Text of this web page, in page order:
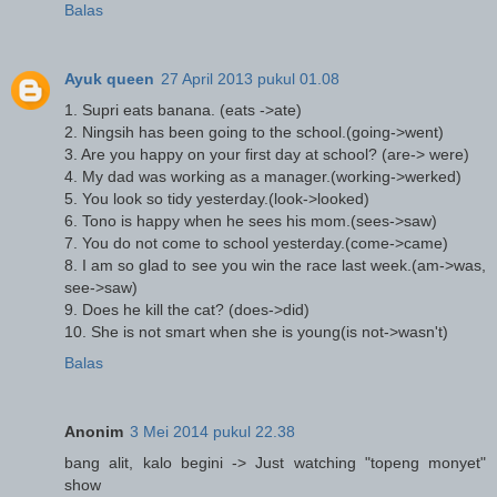
Balas
Ayuk queen 27 April 2013 pukul 01.08
1. Supri eats banana. (eats ->ate)
2. Ningsih has been going to the school.(going->went)
3. Are you happy on your first day at school? (are-> were)
4. My dad was working as a manager.(working->werked)
5. You look so tidy yesterday.(look->looked)
6. Tono is happy when he sees his mom.(sees->saw)
7. You do not come to school yesterday.(come->came)
8. I am so glad to see you win the race last week.(am->was,
see->saw)
9. Does he kill the cat? (does->did)
10. She is not smart when she is young(is not->wasn't)
Balas
Anonim 3 Mei 2014 pukul 22.38
bang alit, kalo begini -> Just watching "topeng monyet"
show